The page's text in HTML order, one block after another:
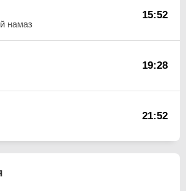
намаз
15:52
19:28
21:52